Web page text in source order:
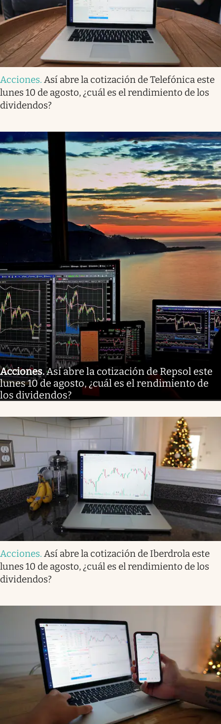
Acciones. Así abre la cotización de Telefónica este
lunes 10 de agosto, ¿cuál es el rendimiento de los
dividendos?
Acciones.Así abre la cotización de Repsol este
lunes 10 de agosto, ¿cuál es el rendimiento de
los dividendos?
Acciones. Así abre la cotización de Iberdrola este
lunes 10 de agosto, ¿cuál es el rendimiento de los
dividendos?